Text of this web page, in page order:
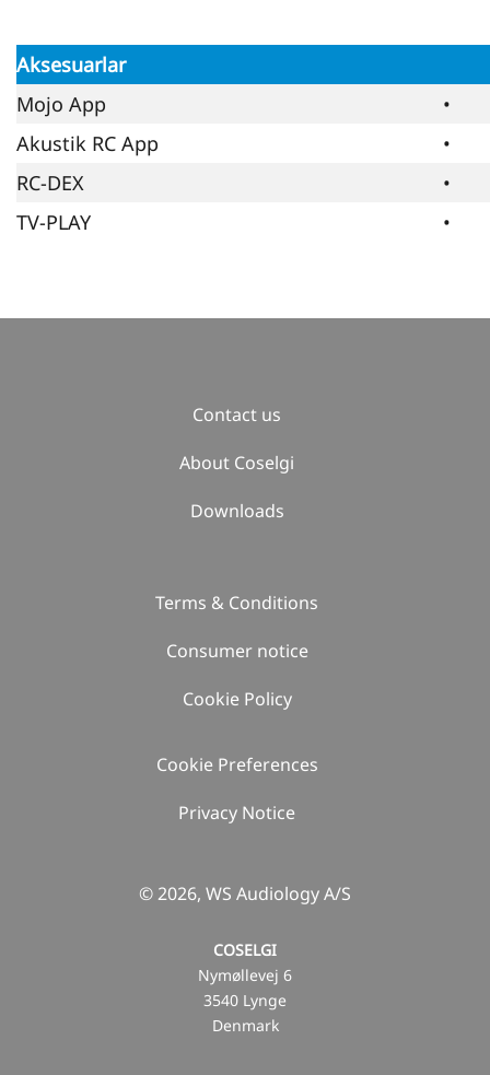
Aksesuarlar
Mojo App
•
Akustik RC App
•
RC-DEX
•
TV-PLAY
•
Contact us
About Coselgi
Downloads
Terms & Conditions
Consumer notice
Cookie Policy
Cookie Preferences
Privacy Notice
© 2026, WS Audiology A/S
COSELGI
Nymøllevej 6
3540 Lynge
Denmark